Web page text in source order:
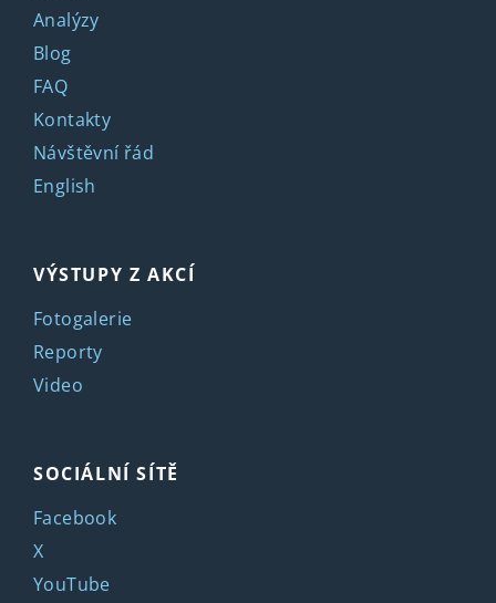
Analýzy
Blog
FAQ
Kontakty
Návštěvní řád
English
VÝSTUPY Z AKCÍ
Fotogalerie
Reporty
Video
SOCIÁLNÍ SÍTĚ
Facebook
X
YouTube